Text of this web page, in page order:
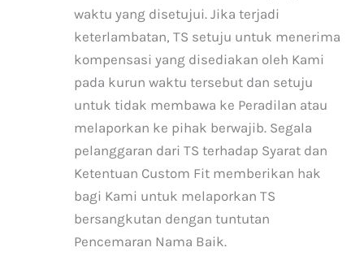
waktu yang disetujui. Jika terjadi
keterlambatan, TS setuju untuk menerima
kompensasi yang disediakan oleh Kami
pada kurun waktu tersebut dan setuju
untuk tidak membawa ke Peradilan atau
melaporkan ke pihak berwajib. Segala
pelanggaran dari TS terhadap Syarat dan
Ketentuan Custom Fit memberikan hak
bagi Kami untuk melaporkan TS
bersangkutan dengan tuntutan
Pencemaran Nama Baik.